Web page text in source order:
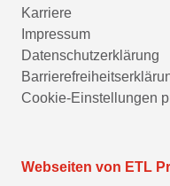
Karriere
Impressum
Datenschutzerklärung
Cookie-Einstellungen
Webseiten von ETL